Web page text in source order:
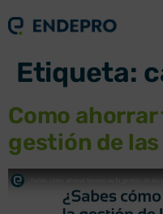
Etiqueta:
Como
gestión de